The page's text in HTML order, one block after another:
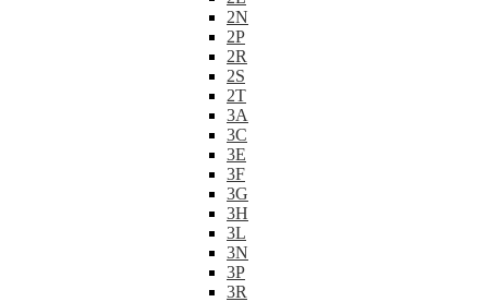
2N
2P
2R
2S
2T
3A
3C
3E
3F
3G
3H
3L
3N
3P
3R